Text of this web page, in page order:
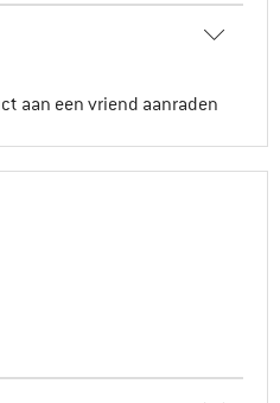
aan een vriend aanraden